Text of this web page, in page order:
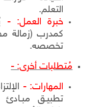
التعلم.
خبرة العمل: -
كمدرب (زمالة
تخصصه.
مُتطلبات أخرى: -
المهارات: -
تطبيـق مبـادئ